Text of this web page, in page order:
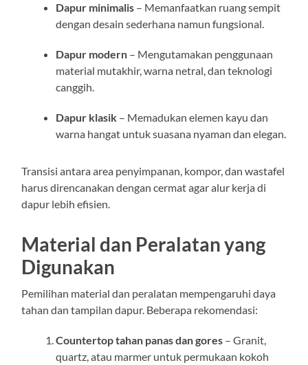
Dapur minimalis – Memanfaatkan ruang sempit
dengan desain sederhana namun fungsional.
Dapur modern – Mengutamakan penggunaan
material mutakhir, warna netral, dan teknologi
canggih.
Dapur klasik – Memadukan elemen kayu dan
warna hangat untuk suasana nyaman dan elegan.
Transisi antara area penyimpanan, kompor, dan wastafel
harus direncanakan dengan cermat agar alur kerja di
dapur lebih efisien.
Material dan Peralatan yang
Digunakan
Pemilihan material dan peralatan mempengaruhi daya
tahan dan tampilan dapur. Beberapa rekomendasi:
Countertop tahan panas dan gores – Granit,
quartz, atau marmer untuk permukaan kokoh